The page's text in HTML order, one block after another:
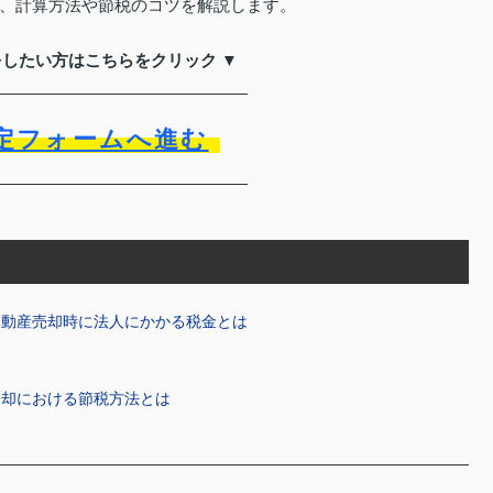
計算方法や節税のコツを解説します。
たい方はこちらをクリック ▼
フォームへ進む
産売却時に法人にかかる税金とは
における節税方法とは